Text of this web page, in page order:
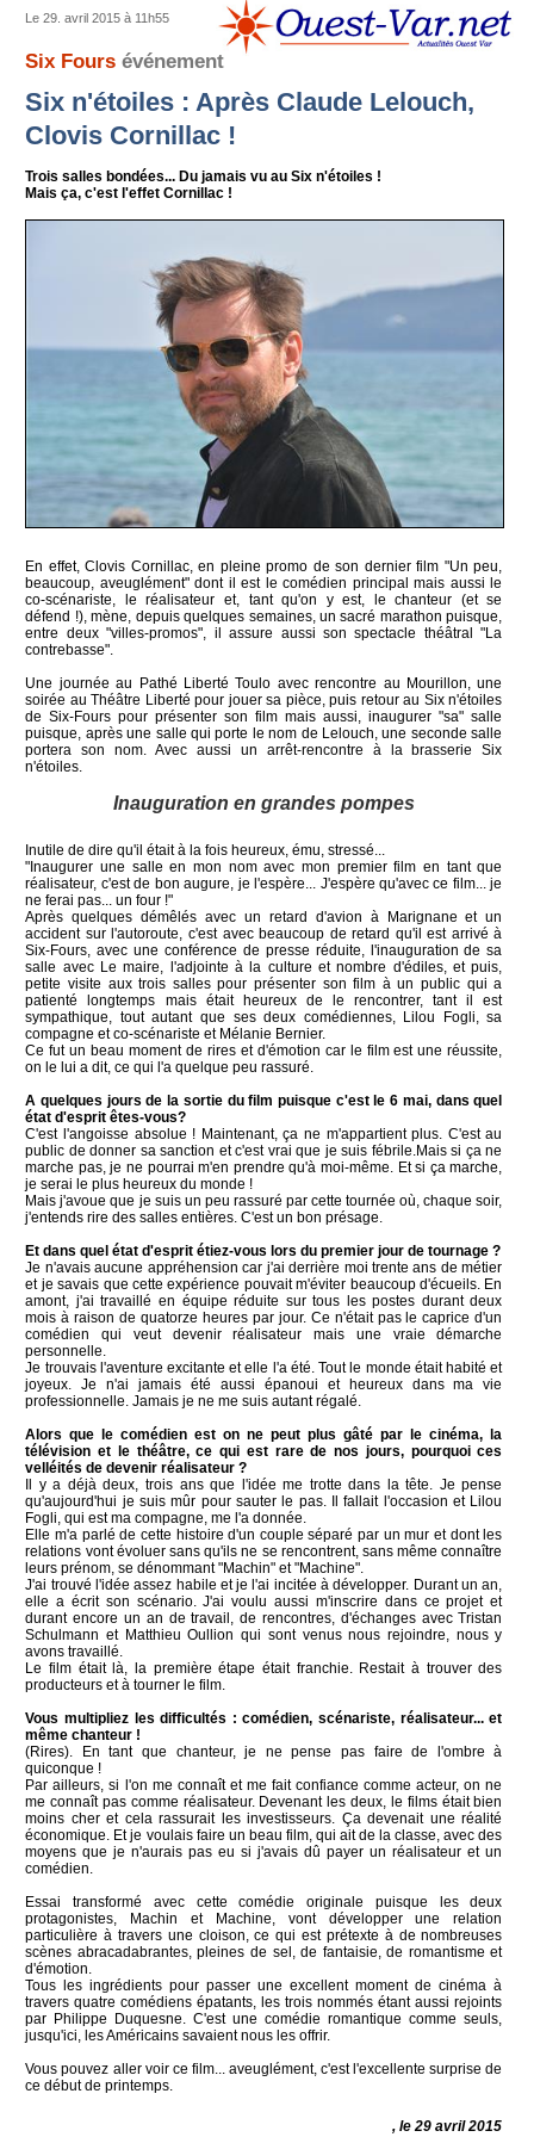
Le 29. avril 2015 à 11h55
Six Foursévénement
Six n'étoiles : Après Claude Lelouch,
Clovis Cornillac !
Trois salles bondées... Du jamais vu au Six n'étoiles !
Mais ça, c'est l'effet Cornillac !
En effet, Clovis Cornillac, en pleine promo de son dernier film "Un peu,
beaucoup, aveuglément" dont il est le comédien principal mais aussi le
co-scénariste, le réalisateur et, tant qu'on y est, le chanteur (et se
défend !), mène, depuis quelques semaines, un sacré marathon puisque,
entre deux "villes-promos", il assure aussi son spectacle théâtral "La
contrebasse".
Une journée au Pathé Liberté Toulo avec rencontre au Mourillon, une
soirée au Théâtre Liberté pour jouer sa pièce, puis retour au Six n'étoiles
de Six-Fours pour présenter son film mais aussi, inaugurer "sa" salle
puisque, après une salle qui porte le nom de Lelouch, une seconde salle
portera son nom. Avec aussi un arrêt-rencontre à la brasserie Six
n'étoiles.
Inauguration en grandes pompes
Inutile de dire qu'il était à la fois heureux, ému, stressé...
"Inaugurer une salle en mon nom avec mon premier film en tant que
réalisateur, c'est de bon augure, je l'espère... J'espère qu'avec ce film... je
ne ferai pas... un four !"
Après quelques démêlés avec un retard d'avion à Marignane et un
accident sur l'autoroute, c'est avec beaucoup de retard qu'il est arrivé à
Six-Fours, avec une conférence de presse réduite, l'inauguration de sa
salle avec Le maire, l'adjointe à la culture et nombre d'édiles, et puis,
petite visite aux trois salles pour présenter son film à un public qui a
patienté longtemps mais était heureux de le rencontrer, tant il est
sympathique, tout autant que ses deux comédiennes, Lilou Fogli, sa
compagne et co-scénariste et Mélanie Bernier.
Ce fut un beau moment de rires et d'émotion car le film est une réussite,
on le lui a dit, ce qui l'a quelque peu rassuré.
A quelques jours de la sortie du film puisque c'est le 6 mai, dans quel
état d'esprit êtes-vous?
C'est l'angoisse absolue ! Maintenant, ça ne m'appartient plus. C'est au
public de donner sa sanction et c'est vrai que je suis fébrile.Mais si ça ne
marche pas, je ne pourrai m'en prendre qu'à moi-même. Et si ça marche,
je serai le plus heureux du monde !
Mais j'avoue que je suis un peu rassuré par cette tournée où, chaque soir,
j'entends rire des salles entières. C'est un bon présage.
Et dans quel état d'esprit étiez-vous lors du premier jour de tournage ?
Je n'avais aucune appréhension car j'ai derrière moi trente ans de métier
et je savais que cette expérience pouvait m'éviter beaucoup d'écueils. En
amont, j'ai travaillé en équipe réduite sur tous les postes durant deux
mois à raison de quatorze heures par jour. Ce n'était pas le caprice d'un
comédien qui veut devenir réalisateur mais une vraie démarche
personnelle.
Je trouvais l'aventure excitante et elle l'a été. Tout le monde était habité et
joyeux. Je n'ai jamais été aussi épanoui et heureux dans ma vie
professionnelle. Jamais je ne me suis autant régalé.
Alors que le comédien est on ne peut plus gâté par le cinéma, la
télévision et le théâtre, ce qui est rare de nos jours, pourquoi ces
velléités de devenir réalisateur ?
Il y a déjà deux, trois ans que l'idée me trotte dans la tête. Je pense
qu'aujourd'hui je suis mûr pour sauter le pas. Il fallait l'occasion et Lilou
Fogli, qui est ma compagne, me l'a donnée.
Elle m'a parlé de cette histoire d'un couple séparé par un mur et dont les
relations vont évoluer sans qu'ils ne se rencontrent, sans même connaître
leurs prénom, se dénommant "Machin" et "Machine".
J'ai trouvé l'idée assez habile et je l'ai incitée à développer. Durant un an,
elle a écrit son scénario. J'ai voulu aussi m'inscrire dans ce projet et
durant encore un an de travail, de rencontres, d'échanges avec Tristan
Schulmann et Matthieu Oullion qui sont venus nous rejoindre, nous y
avons travaillé.
Le film était là, la première étape était franchie. Restait à trouver des
producteurs et à tourner le film.
Vous multipliez les difficultés : comédien, scénariste, réalisateur... et
même chanteur !
(Rires). En tant que chanteur, je ne pense pas faire de l'ombre à
quiconque !
Par ailleurs, si l'on me connaît et me fait confiance comme acteur, on ne
me connaît pas comme réalisateur. Devenant les deux, le films était bien
moins cher et cela rassurait les investisseurs. Ça devenait une réalité
économique. Et je voulais faire un beau film, qui ait de la classe, avec des
moyens que je n'aurais pas eu si j'avais dû payer un réalisateur et un
comédien.
Essai transformé avec cette comédie originale puisque les deux
protagonistes, Machin et Machine, vont développer une relation
particulière à travers une cloison, ce qui est prétexte à de nombreuses
scènes abracadabrantes, pleines de sel, de fantaisie, de romantisme et
d'émotion.
Tous les ingrédients pour passer une excellent moment de cinéma à
travers quatre comédiens épatants, les trois nommés étant aussi rejoints
par Philippe Duquesne. C'est une comédie romantique comme seuls,
jusqu'ici, les Américains savaient nous les offrir.
Vous pouvez aller voir ce film... aveuglément, c'est l'excellente surprise de
ce début de printemps.
, le 29 avril 2015